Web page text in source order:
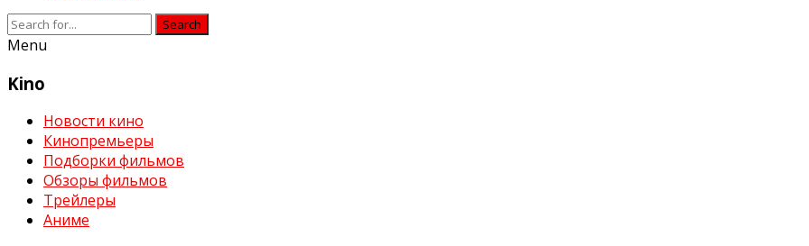
Search
Menu
Kino
Новости кино
Кинопремьеры
Подборки фильмов
Обзоры фильмов
Трейлеры
Аниме